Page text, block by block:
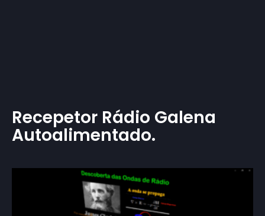
Recepetor Rádio Galena
Autoalimentado.